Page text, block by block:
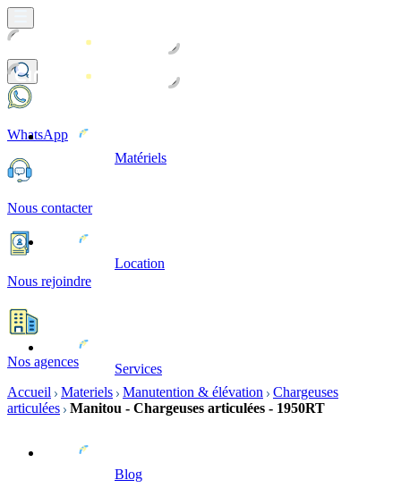
Matériels
Location
Services
Blog
WhatsApp
Nous contacter
Nous rejoindre
Nos agences
Accueil
Materiels Manutention & élévation
Chargeuses
articulées
Manitou - Chargeuses articulées - 1950RT